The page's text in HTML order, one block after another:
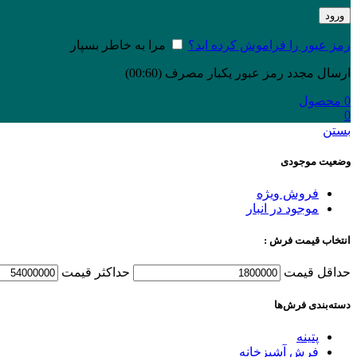
ورود
رمز عبور را فراموش کرده اید؟ مرا به خاطر بسپار
ارسال مجدد رمز عبور یکبار مصرف (00:
60
)
0 محصول
0
بستن
وضعیت موجودی
فروش ویژه
موجود در انبار
انتخاب قیمت فرش :
حداقل قیمت حداكثر قيمت
دسته‌بندی‌ فرش‌ها
پتینه
فرش آشپزخانه